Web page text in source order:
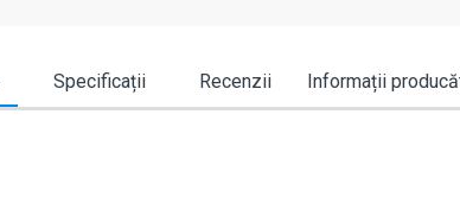
Specificații Recenzii Informații